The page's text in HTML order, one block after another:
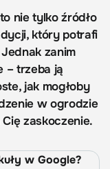
nie tylko źródło
który potrafi
zanim
– trzeba ją
jak mogłoby
w ogrodzie
zaskoczenie.
w Google?